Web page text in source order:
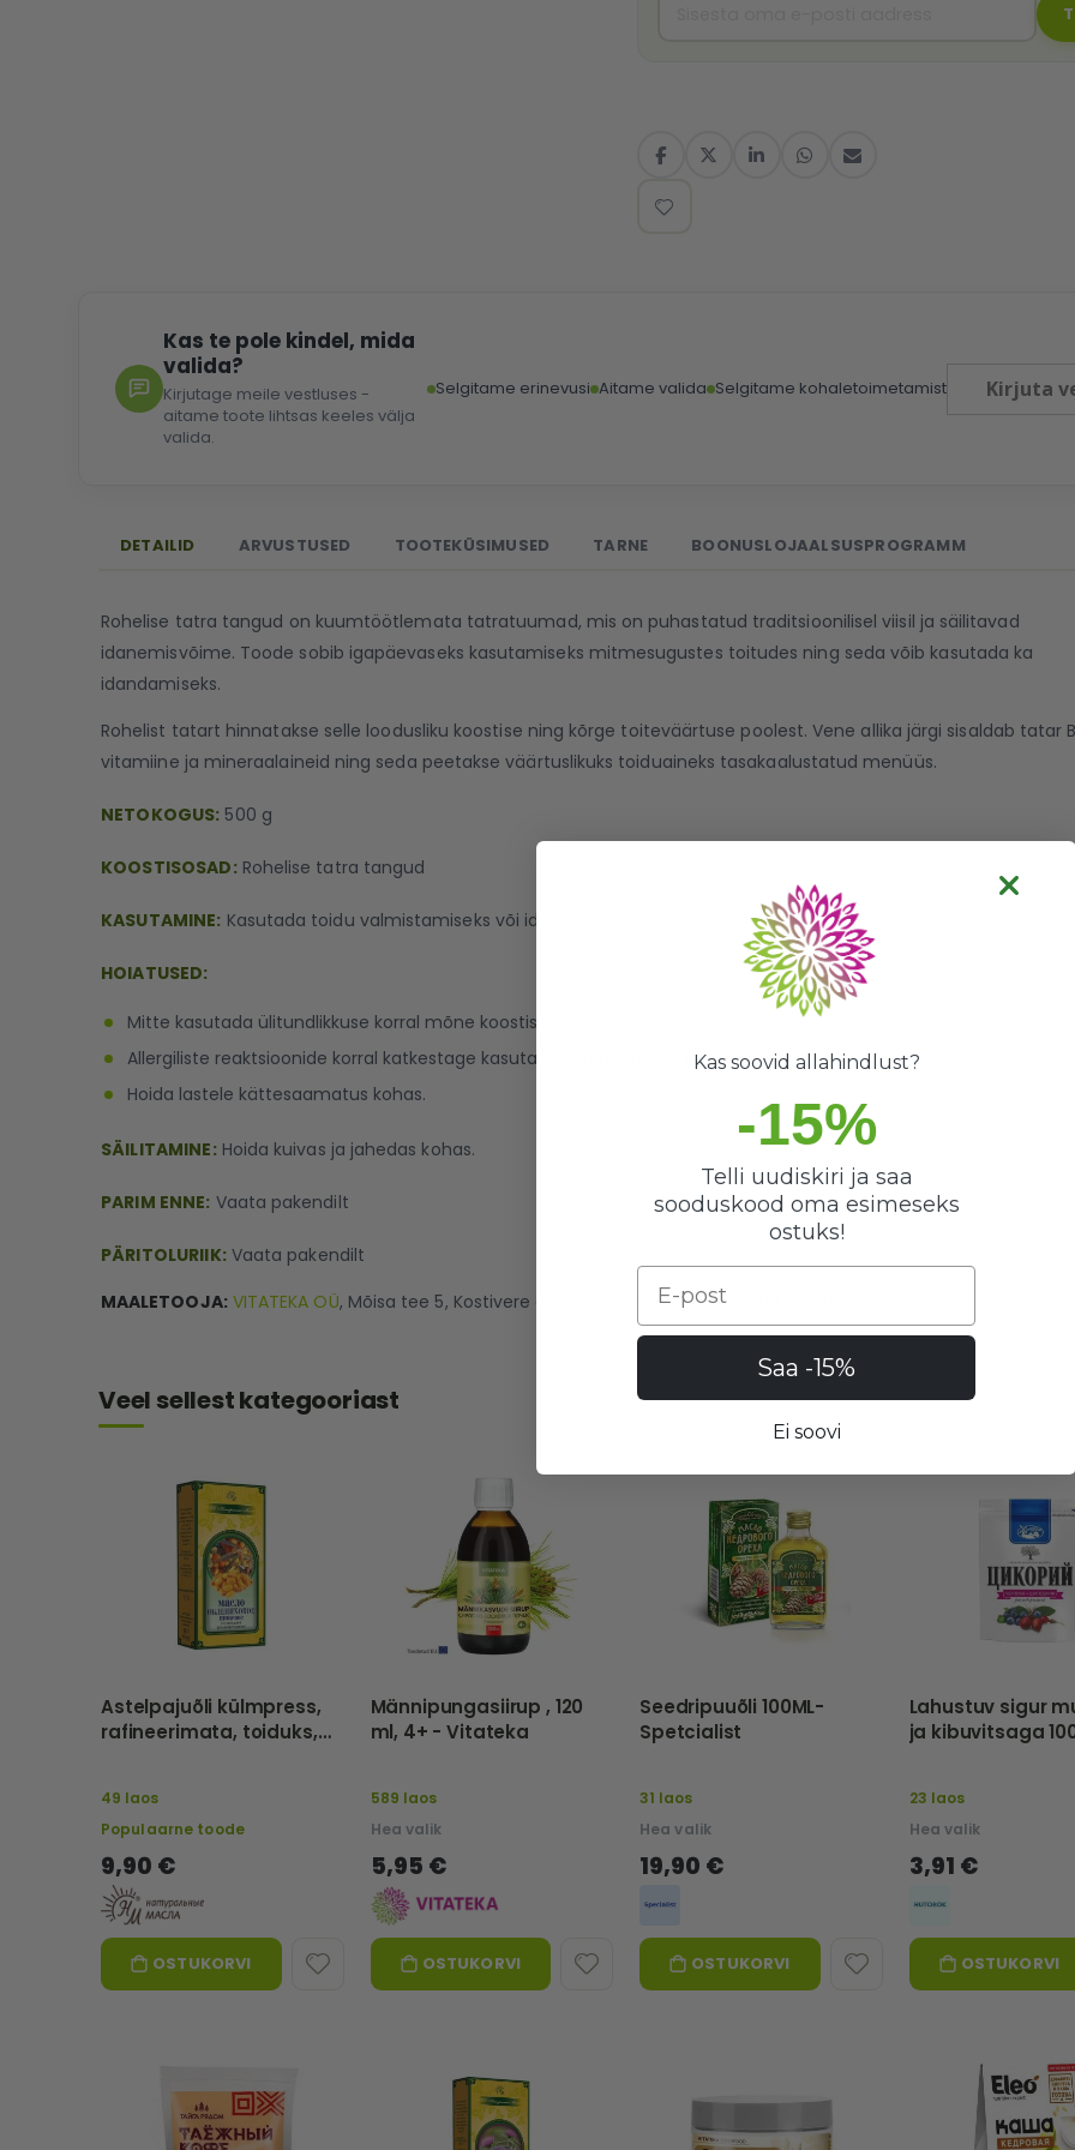
Kas te pole kindel, mida
valida?
Kirjutage meile vestluses -
aitame toote lihtsas keeles välja
valida.
Selgitame erinevusi Aitame valida Selgitame kohaletoimetamist Kirjuta
DETAILID ARVUSTUSED TOOTEKÜSIMUSED TARNE BOONUSLOJAALSUSPROGRAMM
Rohelise tatra tangud on kuumtöötlemata tatratuumad, mis on puhastatud traditsioonilisel viisil ja säilitavad
idanemisvõime. Toode sobib igapäevaseks kasutamiseks mitmesugustes toitudes ning seda võib kasutada ka
idandamiseks.
Rohelist tatart hinnatakse selle loodusliku koostise ning kõrge toiteväärtuse poolest. Vene allika järgi sisaldab tatar
vitamiine ja mineraalaineid ning seda peetakse väärtuslikuks toiduaineks tasakaalustatud menüüs.
NETOKOGUS: 500 g
KOOSTISOSAD:Rohelise tatra tangud
KASUTAMINE: Kasutada toidu valmistamiseks või idandamiseks.
HOIATUSED:
Mitte kasutada ülitundlikkuse korral mõne koostisosa suhtes
Allergiliste reaktsioonide korral katkestage kasutamist ja pöörduge arsti poole
Hoida lastele kättesaamatus kohas.
SÄILITAMINE:Hoida kuivas ja jahedas kohas.
PARIM ENNE: Vaata pakendilt
PÄRITOLURIIK:Vaata pakendilt
MAALETOOJA: VITATEKA OÜ, Mõisa tee 5, Kostivere alevik, Harjumaa, Eesti 74204, vitateka.ee
Veel sellest kategooriast
Astelpajuõli külmpress,
rafineerimata, toiduks,
49 laos
Populaarne toode
9,90 €
OSTUKORVI
Männipungasiirup , 120
ml, 4+ - Vitateka
589 laos
Hea valik
5,95 €
OSTUKORVI
Seedripuuõli 100ML-
Spetcialist
31 laos
Hea valik
19,90 €
OSTUKORVI
Lahustuv sigur
ja kibuvitsaga
23 laos
Hea valik
3,91 €
OSTUKORVI
Kas soovid allahindlust?
-15%
Telli uudiskiri ja saa
sooduskood oma esimeseks
ostuks!
Email
Saa -15%
Ei soovi